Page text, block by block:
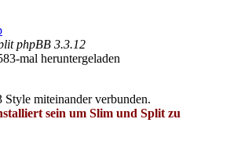
phpBB 3.3.12
mal heruntergeladen
miteinander verbunden.
sein um Slim und Split zu